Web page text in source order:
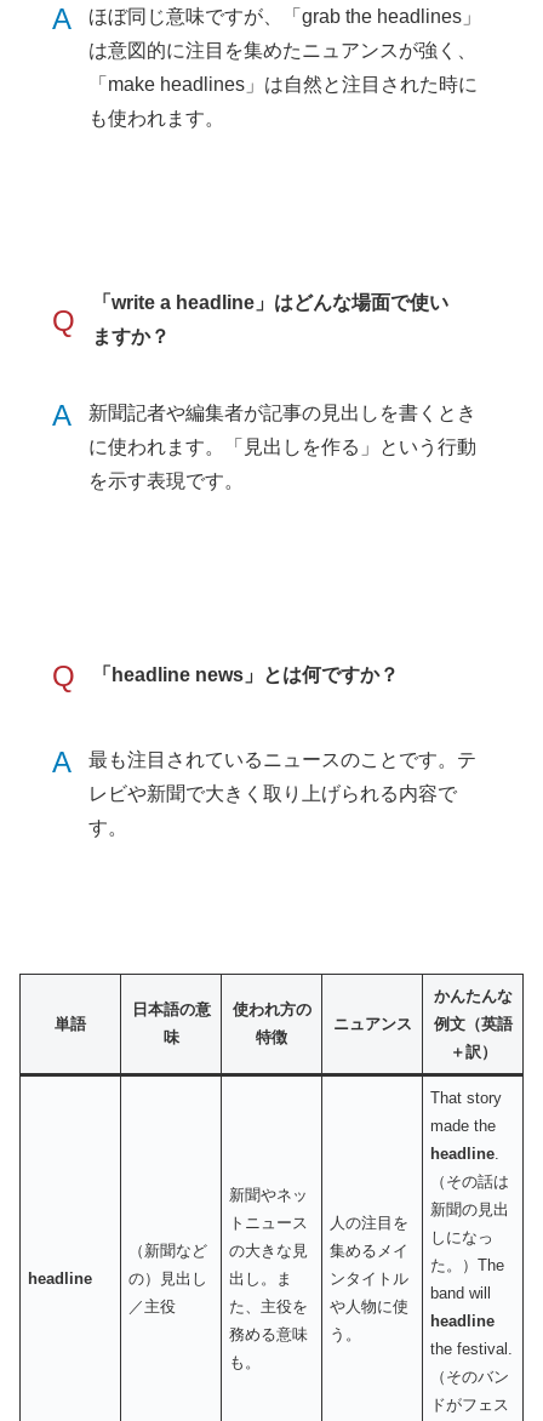
A
ほぼ同じ意味ですが、「grab the headlines」
は意図的に注目を集めたニュアンスが強く、
「make headlines」は自然と注目された時に
も使われます。
Q
「write a headline」はどんな場面で使い
ますか？
A
新聞記者や編集者が記事の見出しを書くとき
に使われます。「見出しを作る」という行動
を示す表現です。
Q 「headline news」とは何ですか？
A
最も注目されているニュースのことです。テ
レビや新聞で大きく取り上げられる内容で
す。
単語
日本語の意
味
使われ方の
特徴
ニュアンス
かんたんな
例文（英語
＋訳）
headline
（新聞など
の）見出し
／主役
新聞やネッ
トニュース
の大きな見
出し。ま
た、主役を
務める意味
も。
人の注目を
集めるメイ
ンタイトル
や人物に使
う。
That story
made the
headline
（その話は
新聞の見出
しになっ
た。）The
band will
headline
the festival.
（そのバン
ドがフェス